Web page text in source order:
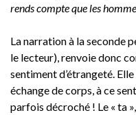
rends compte que les
La narration à la seconde
le lecteur), renvoie donc
sentiment d’étrangeté.
échange de corps, à ce
parfois décroché ! Le « ta »,